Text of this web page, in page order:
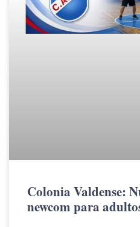
Colonia Valdense:
newcom para